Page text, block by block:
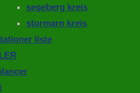
segeberg kreis
stormarn kreis
liste